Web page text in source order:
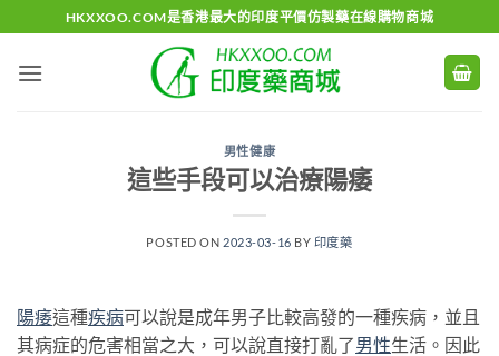
to
content
HKXXOO.COM是香港最大的印度平價仿製藥在線購物商城
男性健康
這些手段可以治療陽痿
POSTED ON 2023-03-16 BY 印度藥
陽痿這種疾病可以說是成年男子比較高發的一種疾病，並且
其病症的危害相當之大，可以說直接打亂了男性生活。因此